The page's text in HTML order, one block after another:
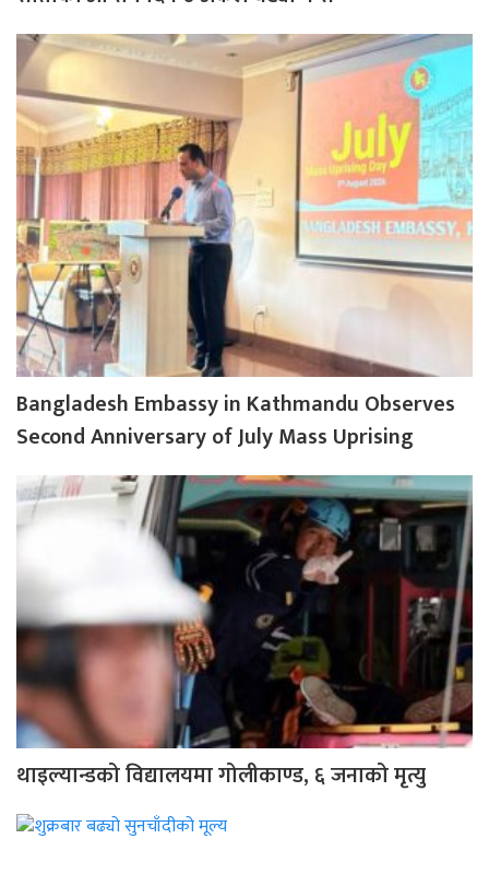
Bangladesh Embassy in Kathmandu Observes
Second Anniversary of July Mass Uprising
थाइल्यान्डको विद्यालयमा गोलीकाण्ड, ६ जनाको मृत्यु